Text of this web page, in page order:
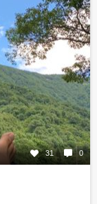
31 0